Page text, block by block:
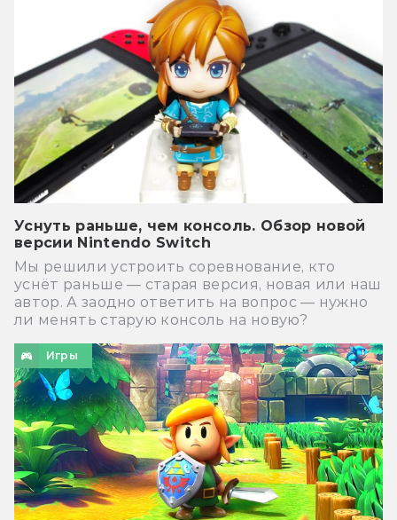
Уснуть раньше, чем консоль. Обзор новой
версии Nintendo Switch
Мы решили устроить соревнование, кто
уснёт раньше — старая версия, новая или наш
автор. А заодно ответить на вопрос — нужно
ли менять старую консоль на новую?
Игры